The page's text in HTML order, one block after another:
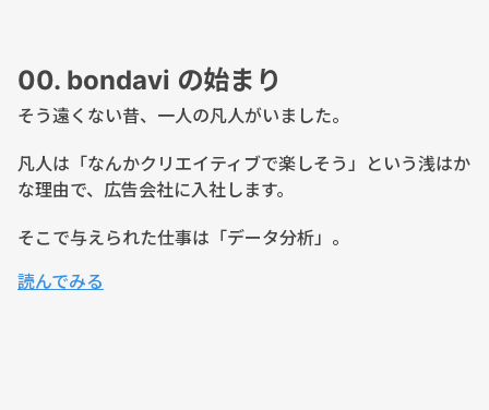
00. bondavi の始まり
そう遠くない昔、一人の凡人がいました。
凡人は「なんかクリエイティブで楽しそう」という浅はか
な理由で、広告会社に入社します。
そこで与えられた仕事は「データ分析」。
読んでみる